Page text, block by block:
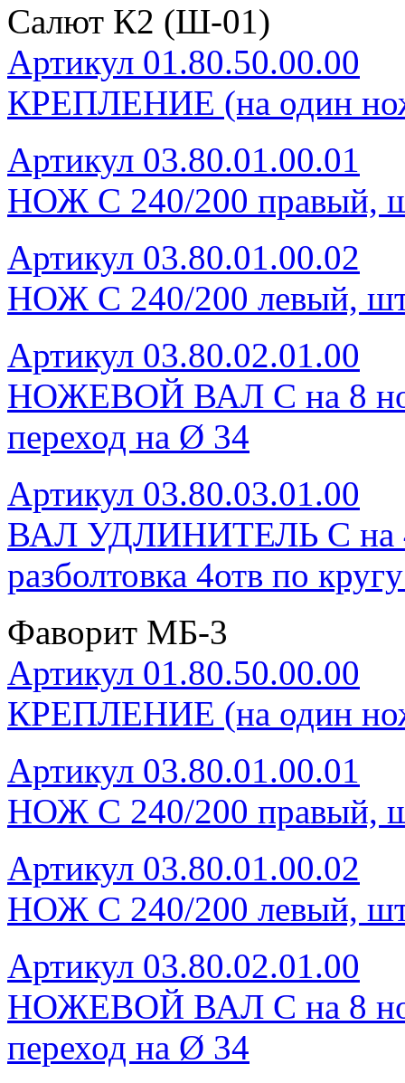
Салют К2 (Ш-01)
Артикул 01.80.50.00.00
КРЕПЛЕНИЕ (на один
Артикул 03.80.01.00.01
НОЖ С 240/200 правый,
Артикул 03.80.01.00.02
НОЖ С 240/200 левый,
Артикул 03.80.02.01.00
НОЖЕВОЙ ВАЛ С на 8
переход на Ø 34
Артикул 03.80.03.01.00
ВАЛ УДЛИНИТЕЛЬ С на 4
разболтовка 4отв по
Фаворит МБ-3
Артикул 01.80.50.00.00
КРЕПЛЕНИЕ (на один
Артикул 03.80.01.00.01
НОЖ С 240/200 правый,
Артикул 03.80.01.00.02
НОЖ С 240/200 левый,
Артикул 03.80.02.01.00
НОЖЕВОЙ ВАЛ С на 8
переход на Ø 34